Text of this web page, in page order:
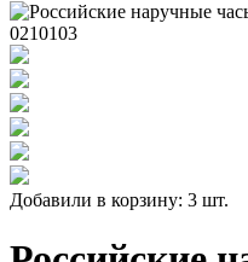
Добавили в корзину: 3 шт.